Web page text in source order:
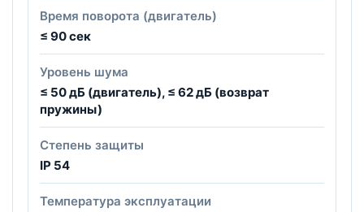
Время поворота (двигатель)
≤ 90 сек
Уровень шума
≤ 50 дБ (двигатель), ≤ 62 дБ (возврат
пружины)
Степень защиты
IP 54
Температура эксплуатации